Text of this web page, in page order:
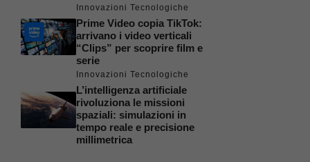
Innovazioni Tecnologiche
Prime Video copia TikTok:
arrivano i video verticali
“Clips” per scoprire film e
serie
Innovazioni Tecnologiche
L’intelligenza artificiale
rivoluziona le missioni
spaziali: simulazioni in
tempo reale e precisione
millimetrica